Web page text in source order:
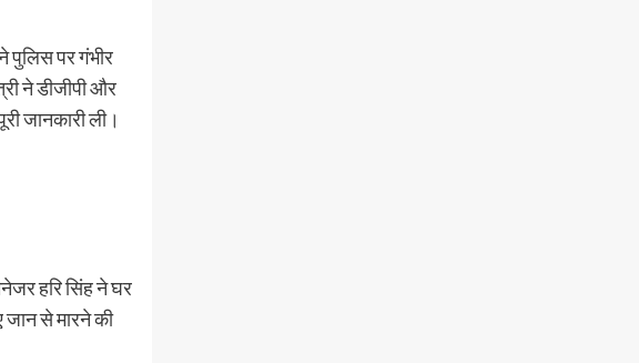
पुलिस पर गंभीर
ने डीजीपी और
जानकारी ली।
हरि सिंह ने घर
से मारने की